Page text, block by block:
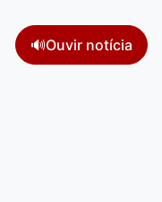
🔊Ouvir notícia